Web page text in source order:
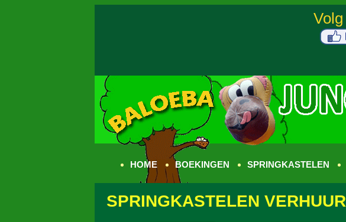
HOME BOEKINGEN SPRINGKASTELEN
SPRINGKASTELEN VERHUUR